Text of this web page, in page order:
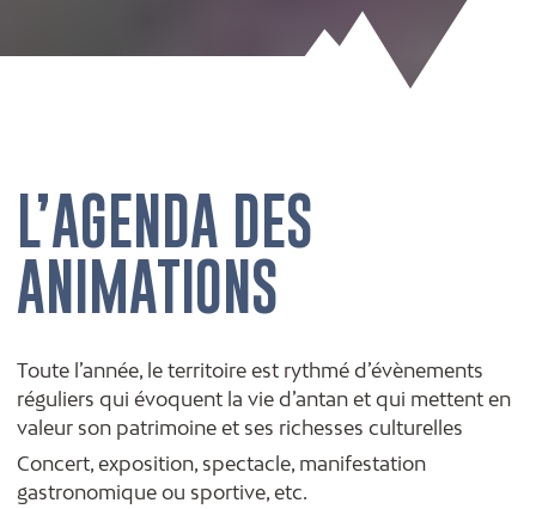
L’AGENDA DES
ANIMATIONS
Toute l’année, le territoire est rythmé d’évènements
réguliers qui évoquent la vie d’antan et qui mettent en
valeur son patrimoine et ses richesses culturelles
Concert, exposition, spectacle, manifestation
gastronomique ou sportive, etc.